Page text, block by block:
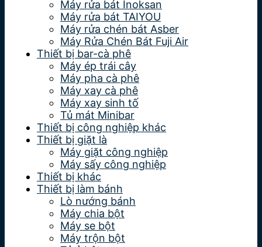
Máy rửa bát Inoksan
Máy rửa bát TAIYOU
Máy rửa chén bát Asber
Máy Rửa Chén Bát Fuji Air
Thiết bị bar-cà phê
Máy ép trái cây
Máy pha cà phê
Máy xay cà phê
Máy xay sinh tố
Tủ mát Minibar
Thiết bị công nghiệp khác
Thiết bị giặt là
Máy giặt công nghiệp
Máy sấy công nghiệp
Thiết bị khác
Thiết bị làm bánh
Lò nướng bánh
Máy chia bột
Máy se bột
Máy trộn bột